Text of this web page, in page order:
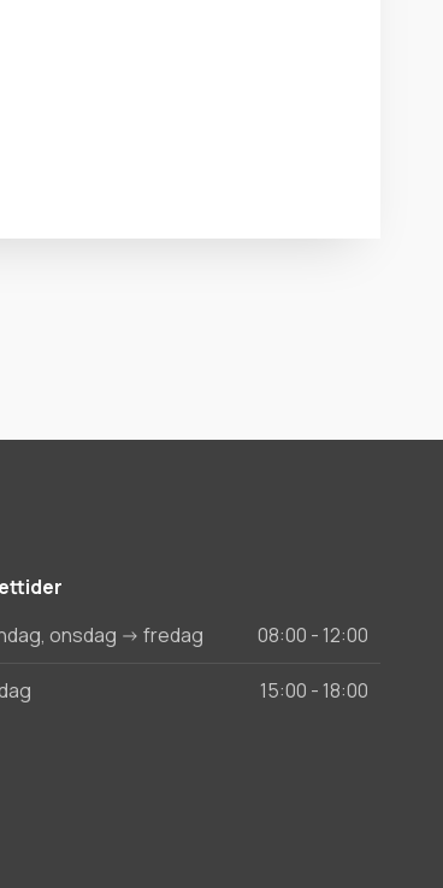
08:00 - 12:00
onsdag -> fredag
15:00 - 18:00